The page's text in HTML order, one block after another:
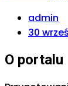
admin
30
O portalu